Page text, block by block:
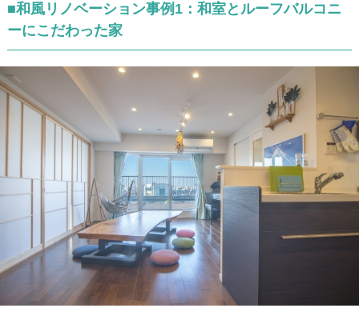
■和風リノベーション事例1：和室とルーフバルコニ
ーにこだわった家